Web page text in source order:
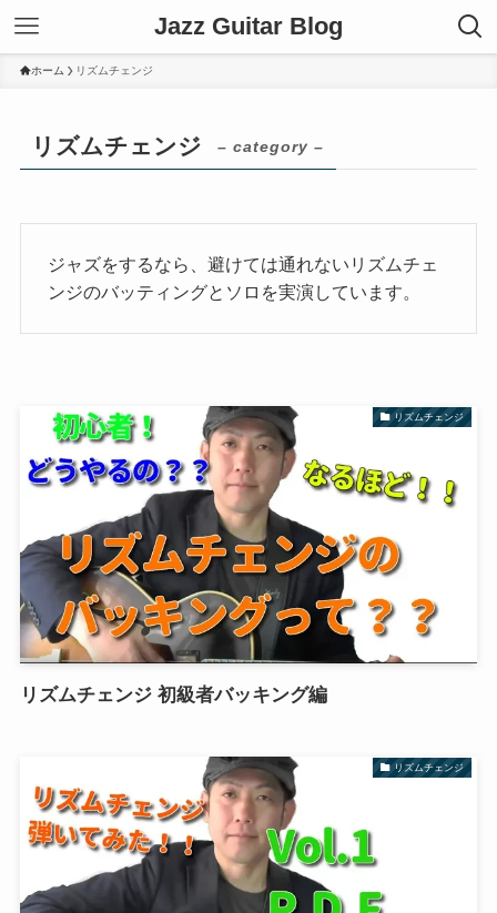
Jazz Guitar Blog
ホーム リズムチェンジ
リズムチェンジ – category –
ジャズをするなら、避けては通れないリズムチェ
ンジのバッティングとソロを実演しています。
リズムチェンジ
リズムチェンジ 初級者バッキング編
リズムチェンジ